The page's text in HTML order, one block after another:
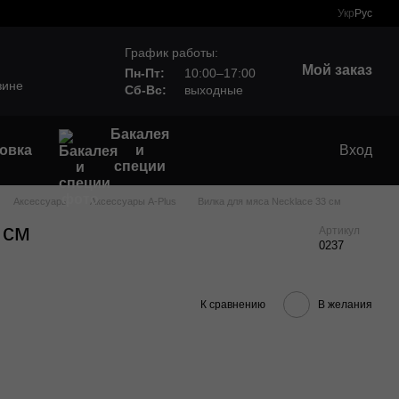
Укр Рус
График работы:
Пн-Пт:
10:00–17:00
Сб-Вс:
выходные
Мой заказ
Бакалея
и
специи
Вход
Аксессуары Аксессуары A-Plus Вилка для мяса Necklace 33 см
Артикул
0237
К сравнению В желания